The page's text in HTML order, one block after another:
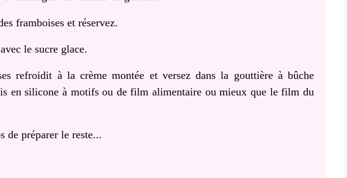
framboises et réservez.
le sucre glace.
refroidit à la crème montée et versez dans la gouttière à bûche
en silicone à motifs ou de film alimentaire ou mieux que le film du
de préparer le reste...